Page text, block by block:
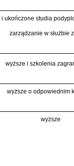
i ukończone studia
zarządzanie w służbie
wyższe i szkolenia
wyższe o odpowiednim
wyższe